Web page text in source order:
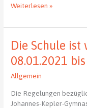
Informationen
die
12
am
JKG
Weiterlesen »
Die Schule
08.01.2021
Allgemein
Die Regelungen
Johannes-Kepler-